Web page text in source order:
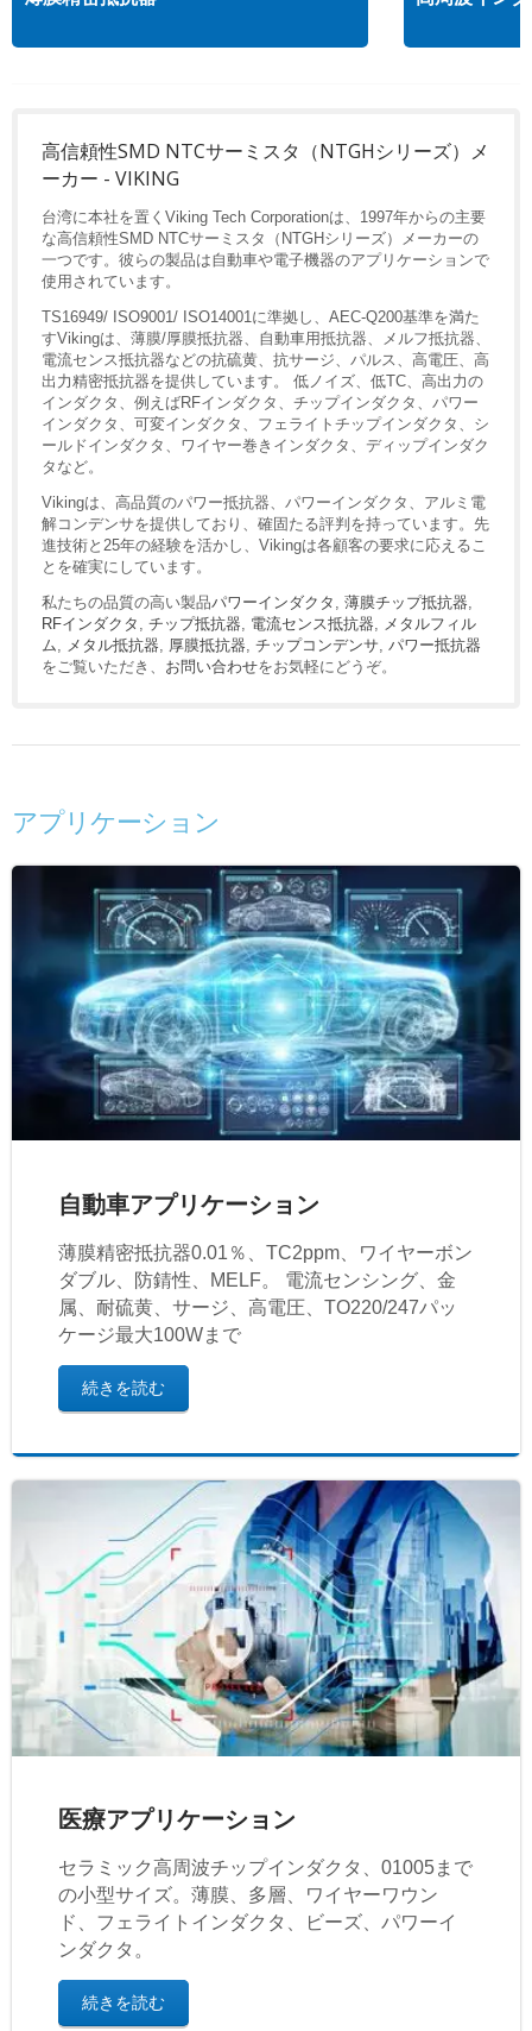
高信頼性SMD NTCサーミスタ（NTGHシリーズ）メ
ーカー - VIKING
台湾に本社を置くViking Tech Corporationは、1997年からの主要
な高信頼性SMD NTCサーミスタ（NTGHシリーズ）メーカーの
一つです。彼らの製品は自動車や電子機器のアプリケーションで
使用されています。
TS16949/ ISO9001/ ISO14001に準拠し、AEC-Q200基準を満た
すVikingは、薄膜/厚膜抵抗器、自動車用抵抗器、メルフ抵抗器、
電流センス抵抗器などの抗硫黄、抗サージ、パルス、高電圧、高
出力精密抵抗器を提供しています。 低ノイズ、低TC、高出力の
インダクタ、例えばRFインダクタ、チップインダクタ、パワー
インダクタ、可変インダクタ、フェライトチップインダクタ、シ
ールドインダクタ、ワイヤー巻きインダクタ、ディップインダク
タなど。
Vikingは、高品質のパワー抵抗器、パワーインダクタ、アルミ電
解コンデンサを提供しており、確固たる評判を持っています。先
進技術と25年の経験を活かし、Vikingは各顧客の要求に応えるこ
とを確実にしています。
私たちの品質の高い製品パワーインダクタ 薄膜チップ抵抗器
RFインダクタ
チップ抵抗器 電流センス抵抗器
メタルフィル
ム
メタル抵抗器 厚膜抵抗器 チップコンデンサ パワー抵抗器
をご覧いただき、 お問い合わせをお気軽にどうぞ。
アプリケーション
自動車アプリケーション
薄膜精密抵抗器0.01％、TC2ppm、ワイヤーボン
ダブル、防錆性、MELF。 電流センシング、金
属、耐硫黄、サージ、高電圧、TO220/247パッ
ケージ最大100Wまで
続きを読む
医療アプリケーション
セラミック高周波チップインダクタ、01005まで
の小型サイズ。薄膜、多層、ワイヤーワウン
ド、フェライトインダクタ、ビーズ、パワーイ
ンダクタ。
続きを読む